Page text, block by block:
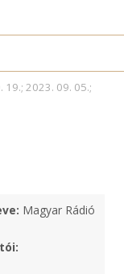
19.; 2023. 09. 05.;
Magyar Rádió